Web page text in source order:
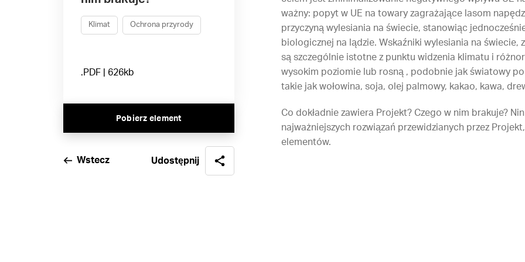
Klimat Ochrona przyrody
.PDF | 626kb
Pobierz element
Wstecz Udostępnij
ważny: popyt w UE na towary zagrażające lasom
przyczyną wylesiania na świecie, stanowiąc
biologicznej na lądzie. Wskaźniki wylesiania na świecie,
są szczególnie istotne z punktu widzenia klimatu i
wysokim poziomie lub rosną , podobnie jak światowy
takie jak wołowina, soja, olej palmowy, kakao, kawa,
Co dokładnie zawiera Projekt? Czego w nim brakuje?
najważniejszych rozwiązań przewidzianych przez
elementów.